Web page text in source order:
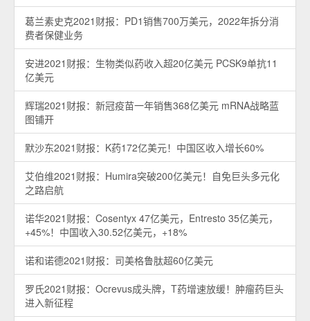
葛兰素史克2021财报：PD1销售700万美元，2022年拆分消
费者保健业务
安进2021财报：生物类似药收入超20亿美元 PCSK9单抗11
亿美元
辉瑞2021财报：新冠疫苗一年销售368亿美元 mRNA战略蓝
图铺开
默沙东2021财报：K药172亿美元！中国区收入增长60%
艾伯维2021财报：Humira突破200亿美元！自免巨头多元化
之路启航
诺华2021财报：Cosentyx 47亿美元，Entresto 35亿美元，
+45%！中国收入30.52亿美元，+18%
诺和诺德2021财报：司美格鲁肽超60亿美元
罗氏2021财报：Ocrevus成头牌，T药增速放缓！肿瘤药巨头
进入新征程